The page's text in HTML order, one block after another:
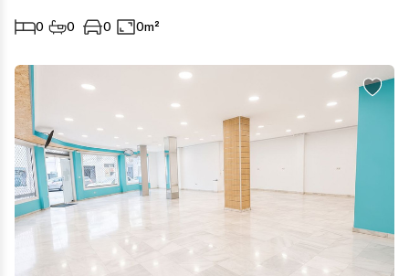
Torreguadiaro
Valle Romano
Castellar de la Frontera
Tarifa
0 0 0 0m²